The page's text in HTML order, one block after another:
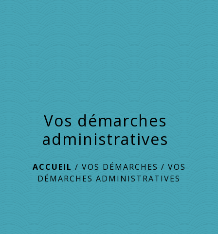
Vos démarches
administratives
ACCUEIL / VOS DÉMARCHES / VOS
DÉMARCHES ADMINISTRATIVES